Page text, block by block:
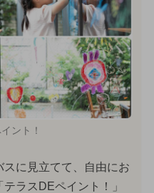
ント！
に見立てて、自由にお
ラスDEペイント！」